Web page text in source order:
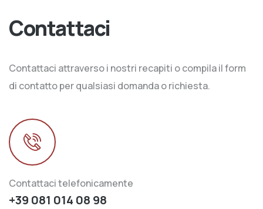
Contattaci
Contattaci attraverso i nostri recapiti o compila il form
di contatto per qualsiasi domanda o richiesta.
Contattaci telefonicamente
+39 081 014 08 98